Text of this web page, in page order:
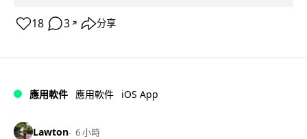
18 3 ↗ 分享
應用軟件 應用軟件 iOS App
Lawton 6 小時